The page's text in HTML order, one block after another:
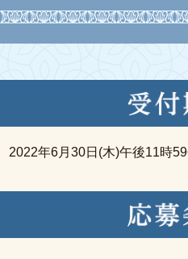
2022年6月30日(木)午後11時